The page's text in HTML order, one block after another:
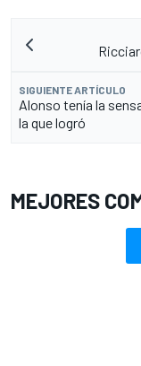
SIGUIENTE ARTÍCULO
Alonso tenía la
la que logró
MEJORES